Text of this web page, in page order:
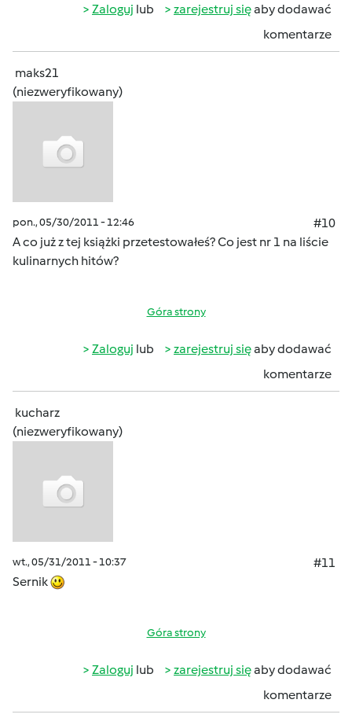
Zaloguj lub zarejestruj sięaby dodawać
komentarze
maks21
(niezweryfikowany)
pon., 05/30/2011 - 12:46
#10
A co już z tej książki przetestowałeś? Co jest nr 1 na liście
kulinarnych hitów?
Góra strony
Zaloguj lub zarejestruj sięaby dodawać
komentarze
kucharz
(niezweryfikowany)
wt., 05/31/2011 - 10:37
#11
Sernik
Góra strony
Zaloguj lub zarejestruj sięaby dodawać
komentarze